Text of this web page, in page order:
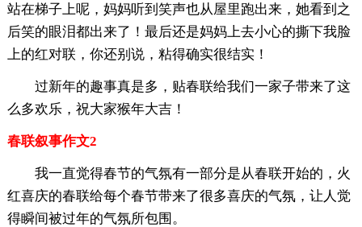
站在梯子上呢，妈妈听到笑声也从屋里跑出来，她看到之
后笑的眼泪都出来了！最后还是妈妈上去小心的撕下我脸
上的红对联，你还别说，粘得确实很结实！
过新年的趣事真是多，贴春联给我们一家子带来了这
么多欢乐，祝大家猴年大吉！
春联叙事作文2
我一直觉得春节的气氛有一部分是从春联开始的，火
红喜庆的春联给每个春节带来了很多喜庆的气氛，让人觉
得瞬间被过年的气氛所包围。